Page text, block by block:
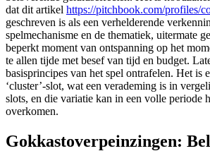
dat dit artikel https://pitchbook.com/profiles/
geschreven is als een verhelderende
spelmechanisme en de thematiek, uitermate
beperkt moment van ontspanning op het
te allen tijde met besef van tijd en budget.
basisprincipes van het spel ontrafelen. Het is
‘cluster’-slot, wat een verademing is in
slots, en die variatie kan in een volle periode
overkomen.
Gokkastoverpeinzingen: